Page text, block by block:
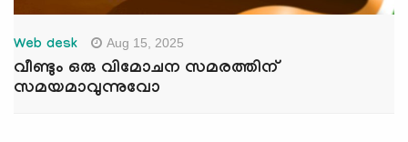
Web desk Aug 15, 2025
വീണ്ടും ഒരു വിമോചന സമരത്തിന്
സമയമാവുന്നുവോ